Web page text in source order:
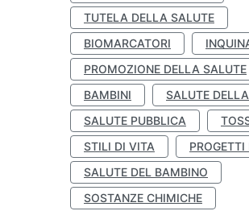
TUTELA DELLA SALUTE
BIOMARCATORI
PROMOZIONE DELLA SALUTE
BAMBINI
SALUTE
SALUTE PUBBLICA
STILI DI VITA
PROGETTI
SALUTE DEL BAMBINO
SOSTANZE CHIMICHE